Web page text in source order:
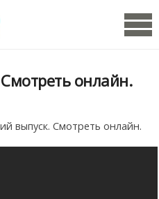
онлайн.
выпуск. Смотреть онлайн.